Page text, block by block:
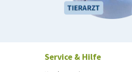
Service & Hilfe